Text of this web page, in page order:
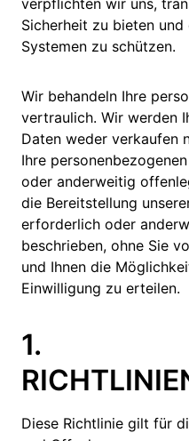
verpflichten wir uns,
Sicherheit zu bieten
Systemen zu schützen.
Wir behandeln Ihre
vertraulich. Wir werden
Daten weder verkaufen
Ihre
oder anderweitig
die Bereitstellung
erforderlich oder
beschrieben, ohne Sie
und Ihnen die
Einwilligung zu erteilen.
1.
Diese Richtlinie gilt für